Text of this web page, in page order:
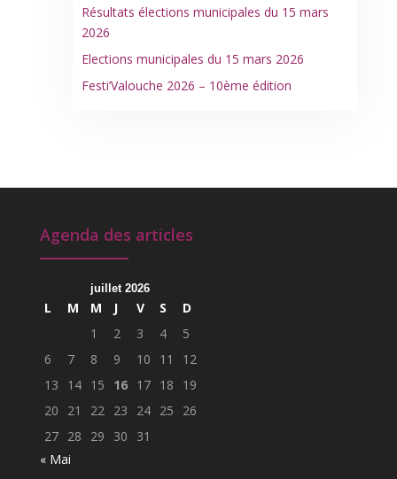
Résultats élections municipales du 15 mars
2026
Elections municipales du 15 mars 2026
Festi’Valouche 2026 – 10ème édition
Agenda des articles
juillet 2026
L M M J V S
D
1
2 3 4
5
6
7 8 9 10 11
12
13
14 15 16 17 18
19
20
21 22 23 24 25
26
27 28 29 30
31
« Mai